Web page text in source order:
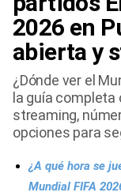
Gente
Tendencias Mix
Sports
2026 en
abierta y
¿Dónde ver el
la guía
streaming,
opciones para
¿A qué hora se
Mundial FIFA